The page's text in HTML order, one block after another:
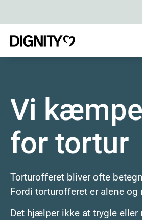
Vi
for tortur
Torturofferet bliver ofte
Fordi torturofferet er alene og
Det hjælper ikke at trygle